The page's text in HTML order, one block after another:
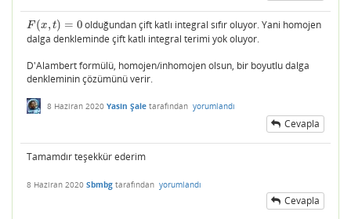
F (x, t) = 0
F(x,t)=0
olduğundan çift katlı integral sıfır oluyor. Yani homojen
dalga denkleminde çift katlı integral terimi yok oluyor.
D'Alambert formülü, homojen/inhomojen olsun, bir boyutlu dalga
denkleminin çözümünü verir.
8 Haziran 2020 Yasin Şale tarafından yorumlandı
Cevapla
Tamamdır teşekkür ederim
8 Haziran 2020 Sbmbg tarafından yorumlandı
Cevapla